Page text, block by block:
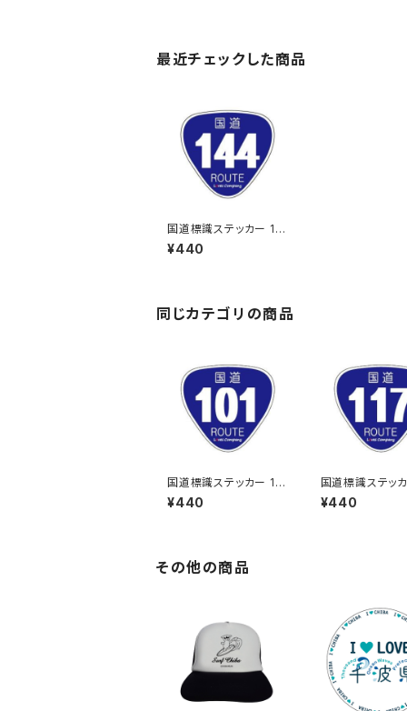
最近チェックした商品
国道標識ステッカー 14
4号線
¥440
同じカテゴリの商品
国道標識ステッカー 10
1号線
¥440
国道標識ステッ
7号線
¥440
その他の商品